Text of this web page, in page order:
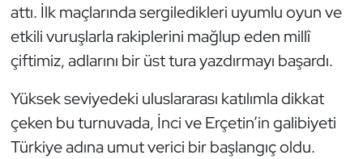
attı. İlk maçlarında sergiledikleri uyumlu oyun ve
etkili vuruşlarla rakiplerini mağlup eden millî
çiftimiz, adlarını bir üst tura yazdırmayı başardı.
Yüksek seviyedeki uluslararası katılımla dikkat
çeken bu turnuvada, İnci ve Erçetin’in galibiyeti
Türkiye adına umut verici bir başlangıç oldu.
Futsal
Genel
Golf
Güreş